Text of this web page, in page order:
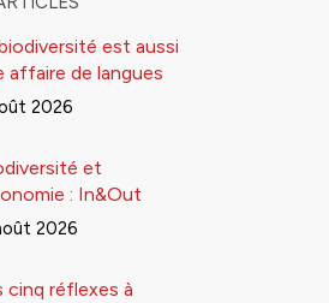
est aussi
affaire de langues
2026
et
: In&Out
2026
cinq réflexes à